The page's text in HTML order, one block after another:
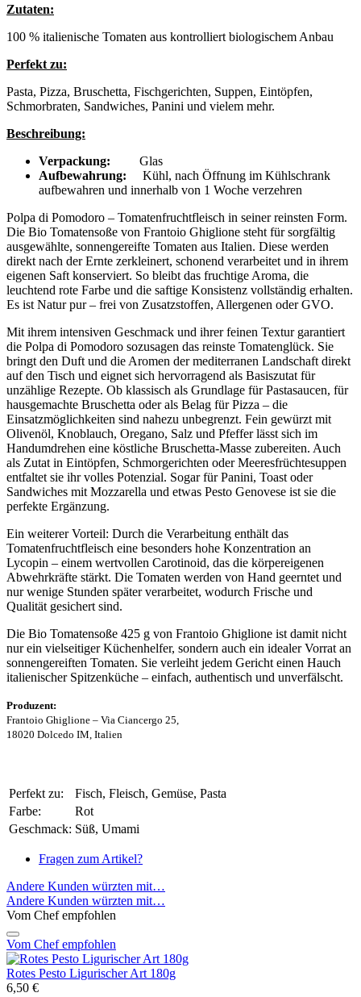
Zutaten:
100 % italienische Tomaten aus kontrolliert biologischem Anbau
Perfekt zu:
Pasta, Pizza, Bruschetta, Fischgerichten, Suppen, Eintöpfen,
Schmorbraten, Sandwiches, Panini und vielem mehr.
Beschreibung:
Verpackung:
Glas
Aufbewahrung: Kühl, nach Öffnung im Kühlschrank
aufbewahren und innerhalb von 1 Woche verzehren
Polpa di Pomodoro – Tomatenfruchtfleisch in seiner reinsten Form.
Die Bio Tomatensoße von Frantoio Ghiglione steht für sorgfältig
ausgewählte, sonnengereifte Tomaten aus Italien. Diese werden
direkt nach der Ernte zerkleinert, schonend verarbeitet und in ihrem
eigenen Saft konserviert. So bleibt das fruchtige Aroma, die
leuchtend rote Farbe und die saftige Konsistenz vollständig erhalten.
Es ist Natur pur – frei von Zusatzstoffen, Allergenen oder GVO.
Mit ihrem intensiven Geschmack und ihrer feinen Textur garantiert
die Polpa di Pomodoro sozusagen das reinste Tomatenglück. Sie
bringt den Duft und die Aromen der mediterranen Landschaft direkt
auf den Tisch und eignet sich hervorragend als Basiszutat für
unzählige Rezepte. Ob klassisch als Grundlage für Pastasaucen, für
hausgemachte Bruschetta oder als Belag für Pizza – die
Einsatzmöglichkeiten sind nahezu unbegrenzt. Fein gewürzt mit
Olivenöl, Knoblauch, Oregano, Salz und Pfeffer lässt sich im
Handumdrehen eine köstliche Bruschetta-Masse zubereiten. Auch
als Zutat in Eintöpfen, Schmorgerichten oder Meeresfrüchtesuppen
entfaltet sie ihr volles Potenzial. Sogar für Panini, Toast oder
Sandwiches mit Mozzarella und etwas Pesto Genovese ist sie die
perfekte Ergänzung.
Ein weiterer Vorteil: Durch die Verarbeitung enthält das
Tomatenfruchtfleisch eine besonders hohe Konzentration an
Lycopin – einem wertvollen Carotinoid, das die körpereigenen
Abwehrkräfte stärkt. Die Tomaten werden von Hand geerntet und
nur wenige Stunden später verarbeitet, wodurch Frische und
Qualität gesichert sind.
Die Bio Tomatensoße 425 g von Frantoio Ghiglione ist damit nicht
nur ein vielseitiger Küchenhelfer, sondern auch ein idealer Vorrat an
sonnengereiften Tomaten. Sie verleiht jedem Gericht einen Hauch
italienischer Spitzenküche – einfach, authentisch und unverfälscht.
Produzent:
Frantoio Ghiglione – Via Ciancergo 25,
18020 Dolcedo IM, Italien
Perfekt zu:
Fisch, Fleisch, Gemüse, Pasta
Farbe:
Rot
Geschmack: Süß, Umami
Fragen zum Artikel?
Andere Kunden würzten mit…
Andere Kunden würzten mit…
Vom Chef empfohlen
Vom Chef empfohlen
Rotes Pesto Ligurischer Art 180g
6,50 €